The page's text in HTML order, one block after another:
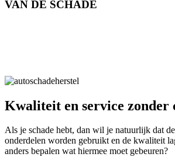
VAN DE SCHADE
Kwaliteit en service zonder
Als je schade hebt, dan wil je natuurlijk dat
onderdelen worden gebruikt en de kwaliteit
anders bepalen wat hiermee moet gebeuren?